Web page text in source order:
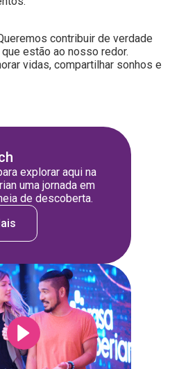
contribuir de verdade
estão ao nosso redor.
vidas, compartilhar sonhos e
explorar aqui na
uma jornada em
de descoberta.